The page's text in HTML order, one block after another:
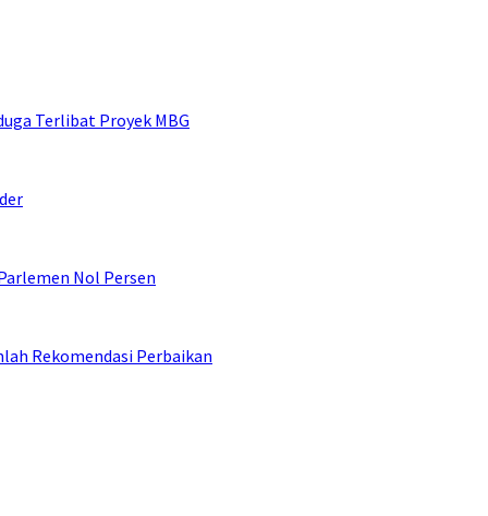
Terlibat Proyek MBG
Nol Persen
Rekomendasi Perbaikan